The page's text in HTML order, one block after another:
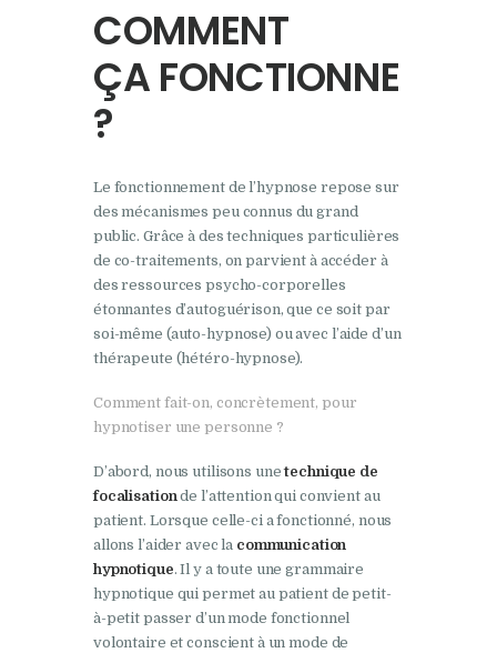
COMMENT
ÇA FONCTIONNE
?
Le fonctionnement de l’hypnose repose sur
des mécanismes peu connus du grand
public. Grâce à des techniques particulières
de co-traitements, on parvient à accéder à
des ressources psycho-corporelles
étonnantes d’autoguérison, que ce soit par
soi-même (auto-hypnose) ou avec l’aide d’un
thérapeute (hétéro-hypnose).
Comment fait-on, concrètement, pour
hypnotiser une personne ?
D’abord, nous utilisons unetechnique de
focalisationde l’attention qui convient au
patient. Lorsque celle-ci a fonctionné, nous
allons l’aider avec la communication
hypnotique. Il y a toute une grammaire
hypnotique qui permet au patient de petit-
à-petit passer d’un mode fonctionnel
volontaire et conscient à un mode de